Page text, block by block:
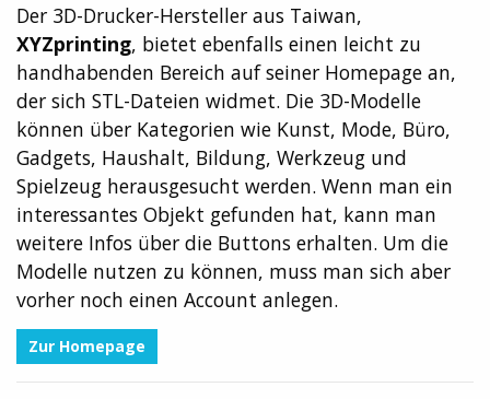
Der 3D-Drucker-Hersteller aus Taiwan,
XYZprinting, bietet ebenfalls einen leicht zu
handhabenden Bereich auf seiner Homepage an,
der sich STL-Dateien widmet. Die 3D-Modelle
können über Kategorien wie Kunst, Mode, Büro,
Gadgets, Haushalt, Bildung, Werkzeug und
Spielzeug herausgesucht werden. Wenn man ein
interessantes Objekt gefunden hat, kann man
weitere Infos über die Buttons erhalten. Um die
Modelle nutzen zu können, muss man sich aber
vorher noch einen Account anlegen.
Zur Homepage